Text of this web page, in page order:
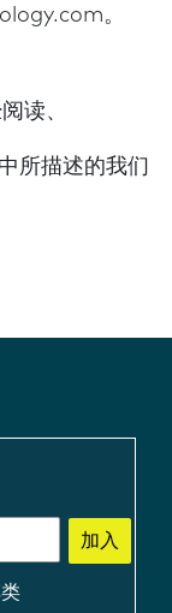
。
读、
所描述的我们
加入